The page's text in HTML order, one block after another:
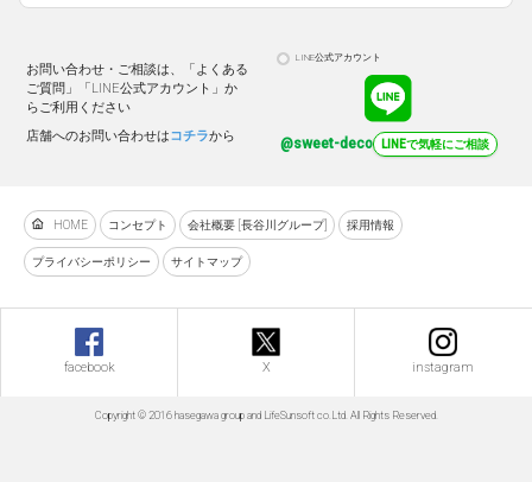
お問い合わせ・ご相談は、「よくある
ご質問」「LINE公式アカウント」か
らご利用ください
店舗へのお問い合わせはコチラから
LINE公式アカウント
@sweet-deco LINEで気軽にご相談
HOME コンセプト 会社概要 [長谷川グループ] 採用情報
プライバシーポリシー サイトマップ
facebook X instagram
Copyright © 2016 hasegawa group and LifeSunsoft co.Ltd. All Rights Reserved.